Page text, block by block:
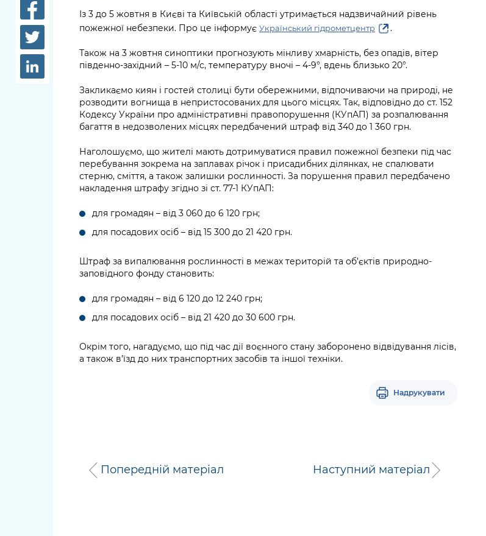
Структура
Проєкти розпоряджень, що
КМВА
Статистика
Звернення громадян
Лікарні та медицина
Освіта та навчальні
заклади
Дороги, транспорт та
парковки
середовище міста
Фінанси та
правопорядок
Ритуальні
Іноземцям / For
foreigners
експертиза
бюджет
Інформація з
доступом
онлайн
Проекти
нормативно-
інших актів
Із 3 до 5 жовтня в Києві та Київській області утримається надзвичайний рівень
пожежної небезпеки. Про це інформує Український гідрометцентр .
Також на 3 жовтня синоптики прогнозують мінливу хмарність, без опадів, вітер
південно-західний – 5-10 м/с, температуру вночі – 4-9°, вдень близько 20°.
Закликаємо киян і гостей столиці бути обережними, відпочиваючи на природі, не
розводити вогнища в непристосованих для цього місцях. Так, відповідно до ст. 152
Кодексу України про адміністративні правопорушення (КУпАП) за розпалювання
багаття в недозволених місцях передбачений штраф від 340 до 1 360 грн.
Наголошуємо, що жителі мають дотримуватися правил пожежної безпеки під час
перебування зокрема на заплавах річок і присадибних ділянках, не спалювати
стерню, сміття, а також залишки рослинності. За порушення правил передбачено
накладення штрафу згідно зі ст. 77-1 КУпАП:
для громадян – від 3 060 до 6 120 грн;
для посадових осіб – від 15 300 до 21 420 грн.
Штраф за випалювання рослинності в межах територій та об’єктів природно-
заповідного фонду становить:
для громадян – від 6 120 до 12 240 грн;
для посадових осіб – від 21 420 до 30 600 грн.
Окрім того, нагадуємо, що під час дії воєнного стану заборонено відвідування лісів,
а також в’їзд до них транспортних засобів та іншої техніки.
Надрукувати
Попередній матеріал Наступний матеріал